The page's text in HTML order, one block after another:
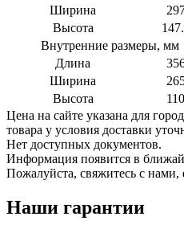
Ширина
Высота
Внутренние размеры, мм
Длина
Ширина
Высота
110
Цена на сайте указана для
товара у условия доставки
Нет доступных документов.
Информация появится в
Пожалуйста, свяжитесь с нами,
Наши гарантии